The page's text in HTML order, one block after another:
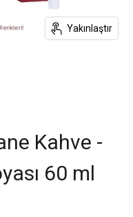
Yakınlaştır
Kahve -
60 ml